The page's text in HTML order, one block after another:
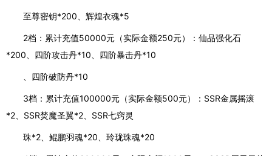
至尊密钥*200、辉煌衣魂*5
2档：累计充值50000元（实际金额250元）：仙品强化石
*200、四阶攻击丹*10、四阶暴击丹*10
、四阶破防丹*10
3档：累计充值100000元（实际金额500元）：SSR金属摇滚
*2、SSR焚魔圣翼*2、SSR七窍灵
珠*2、鲲鹏羽魂*20、玲珑珠魂*20